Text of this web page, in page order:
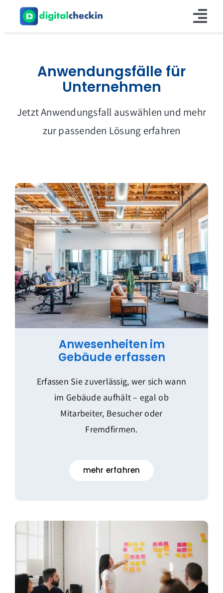
Kontakt
Anwendungsfälle für
Unternehmen
Jetzt Anwendungsfall auswählen und mehr
zur passenden Lösung erfahren
Anwesenheiten im
Gebäude erfassen
Erfassen Sie zuverlässig, wer sich wann
im Gebäude aufhält – egal ob
Mitarbeiter, Besucher oder
Fremdfirmen.
mehr erfahren